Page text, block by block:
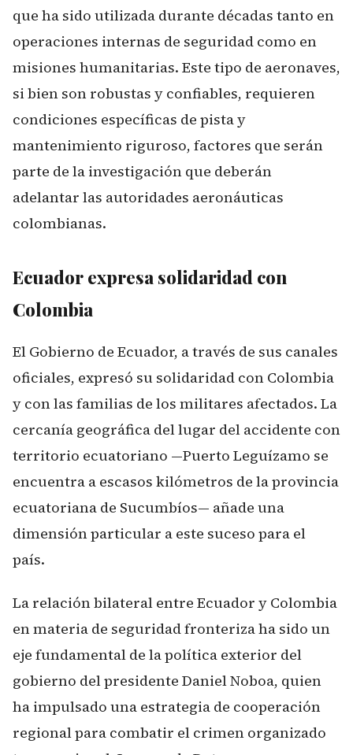
que ha sido utilizada durante décadas tanto en
operaciones internas de seguridad como en
misiones humanitarias. Este tipo de aeronaves,
si bien son robustas y confiables, requieren
condiciones específicas de pista y
mantenimiento riguroso, factores que serán
parte de la investigación que deberán
adelantar las autoridades aeronáuticas
colombianas.
Ecuador expresa solidaridad con
Colombia
El Gobierno de Ecuador, a través de sus canales
oficiales, expresó su solidaridad con Colombia
y con las familias de los militares afectados. La
cercanía geográfica del lugar del accidente con
territorio ecuatoriano —Puerto Leguízamo se
encuentra a escasos kilómetros de la provincia
ecuatoriana de Sucumbíos— añade una
dimensión particular a este suceso para el
país.
La relación bilateral entre Ecuador y Colombia
en materia de seguridad fronteriza ha sido un
eje fundamental de la política exterior del
gobierno del presidente Daniel Noboa, quien
ha impulsado una estrategia de cooperación
regional para combatir el crimen organizado